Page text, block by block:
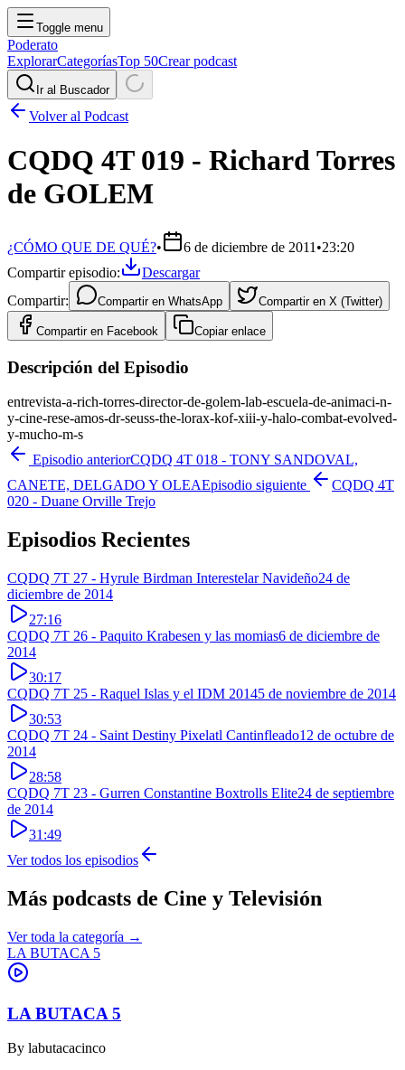
Toggle menu
Poderato
ExplorarCategoríasTop 50Crear podcast
Ir al Buscador
Volver al Podcast
CQDQ 4T 019 - Richard Torres
de GOLEM
¿CÓMO QUE DE QUÉ?• 6 de diciembre de 2011 •23:20
Compartir episodio:
Descargar
Compartir:
Compartir en WhatsApp Compartir en X (Twitter)
Compartir en Facebook Copiar enlace
Descripción del Episodio
entrevista-a-rich-torres-director-de-golem-lab-escuela-de-animaci-n-
y-cine-rese-amos-dr-seuss-the-lorax-kof-xiii-y-halo-combat-evolved-
y-mucho-m-s
Episodio anteriorCQDQ 4T 018 - TONY SANDOVAL,
CANETE, DELGADO Y OLEAEpisodio siguiente
CQDQ 4T
020 - Duane Orville Trejo
Episodios Recientes
CQDQ 7T 27 - Hyrule Birdman Interestelar Navideño24 de
diciembre de 2014
27:16
CQDQ 7T 26 - Paquito Krabesen y las momias6 de diciembre de
2014
30:17
CQDQ 7T 25 - Raquel Islas y el IDM 20145 de noviembre de 2014
30:53
CQDQ 7T 24 - Saint Destiny Pixelatl Cantinfleado12 de octubre de
2014
28:58
CQDQ 7T 23 - Gurren Constantine Boxtrolls Elite24 de septiembre
de 2014
31:49
Ver todos los episodios
Más podcasts de Cine y Televisión
Ver toda la categoría →
LA BUTACA 5
LA BUTACA 5
By labutacacinco